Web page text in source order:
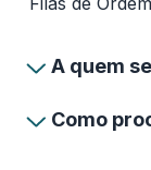
A quem
Como